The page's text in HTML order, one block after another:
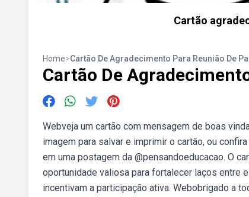
Cartão
Home>Cartão De Agradecimento Para Reunião De
Cartão De
Webveja um cartão com mensagem de boas
imagem para salvar e imprimir o cartão, ou
em uma postagem da @pensandoeducacao. O
oportunidade valiosa para fortalecer laços entre
incentivam a participação ativa. Webobrigado a